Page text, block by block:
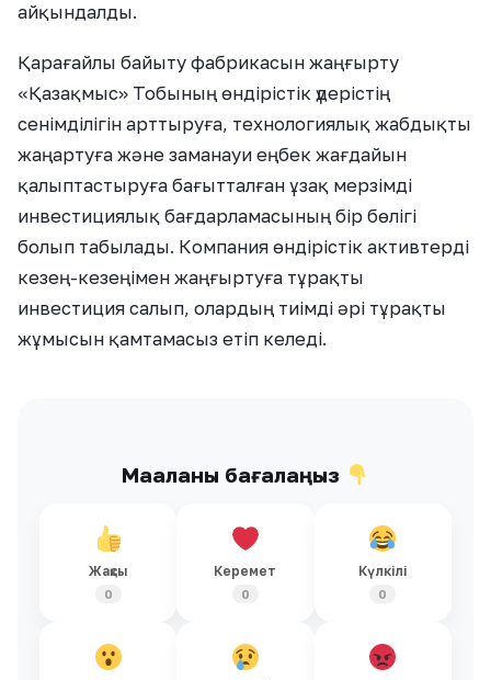
айқындалды.
Қарағайлы байыту фабрикасын жаңғырту
«Қазақмыс» Тобының өндірістік үдерістің
сенімділігін арттыруға, технологиялық жабдықты
жаңартуға және заманауи еңбек жағдайын
қалыптастыруға бағытталған ұзақ мерзімді
инвестициялық бағдарламасының бір бөлігі
болып табылады. Компания өндірістік активтерді
кезең-кезеңімен жаңғыртуға тұрақты
инвестиция салып, олардың тиімді әрі тұрақты
жұмысын қамтамасыз етіп келеді.
Мақаланы бағалаңыз
Жақсы
0
Керемет
0
Күлкілі
0